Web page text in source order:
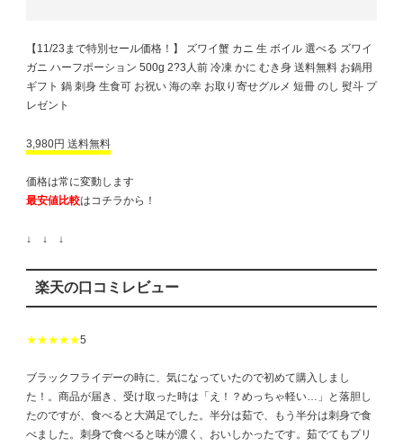
【11/23まで特別セール価格！】 ズワイ蟹 カニ 生 ボイル 選べる ズワイ
ガニ ハーフポーション 500g 2?3人前 冷凍 かに むき身 送料無料 お鍋用
ギフト 鍋 刺身 生食可 お祝い 海の幸 お取り寄せグルメ 短冊 のし 熨斗 プ
レゼント
3,980円 送料無料
価格は常に変動します
最安値比較はコチラから！
↓ ↓ ↓
楽天の口コミレビュー
★★★★★5
ブラックフライデーの時に、気になっていたので初めて購入しまし
た！。商品が届き、受け取った時は「え！？めっちゃ軽い…」と落胆し
たのですが、食べると大満足でした。半分は茹で、もう半分は刺身で食
べました。刺身で食べると味が濃く、おいしかったです。茹でてもプリ